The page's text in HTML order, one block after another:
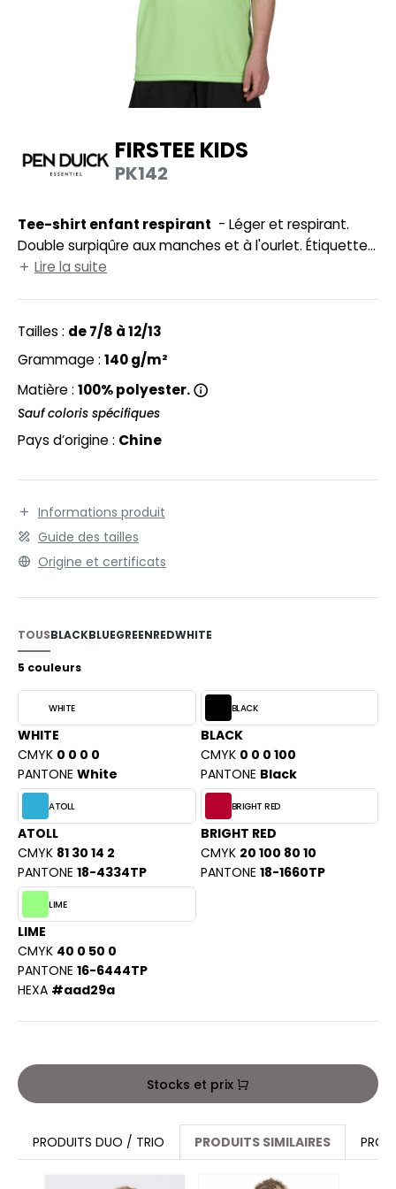
DE SERIE
VISIBILITE
MODULABLES
DE MAISON
IN EUROPE
LABEL / TEAR AWAY
SHOPPING
VETEMENTS
SHIRT
SHIRT
PROFESSIONNELLE
- BLOUSON
SI ON L'APPELAIT FRANCIS
HALES
ROW
OF THE LOOM VINTAGE
- BLANKS
COOL
HOODS
T'S
SERIE
FIRSTEE KIDS
PK142
Tee-shirt enfant respirant
Double surpiqûre aux manches et à l'ourlet. Étiquette
imprimée pour plus de confort.
Lire la suite
Tailles : de 7/8 à 12/13
Grammage : 140 g/m²
Matière : 100% polyester.
Sauf coloris spécifiques
Pays d’origine : Chine
Informations produit
Guide des tailles
Origine et certificats
TOUSBLACKBLUEGREENREDWHITE
5 couleurs
WHITE
WHITE
CMYK 0 0 0 0
PANTONE White
BLACK
BLACK
CMYK 0 0 0 100
PANTONE Black
ATOLL
ATOLL
CMYK 81 30 14 2
PANTONE 18-4334TP
BRIGHT RED
BRIGHT RED
CMYK 20 100 80 10
PANTONE 18-1660TP
LIME
LIME
CMYK 40 0 50 0
PANTONE 16-6444TP
HEXA #aad29a
Stocks et prix
PRODUITS DUO / TRIO PRODUITS SIMILAIRES